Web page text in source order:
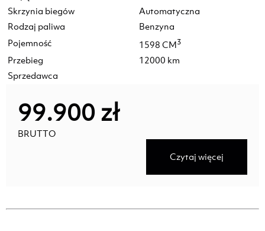
Skrzynia biegów
Automatyczna
Rodzaj paliwa
Benzyna
Pojemność
1598 CM3
Przebieg
12000 km
Sprzedawca
99.900 zł
BRUTTO
Czytaj więcej